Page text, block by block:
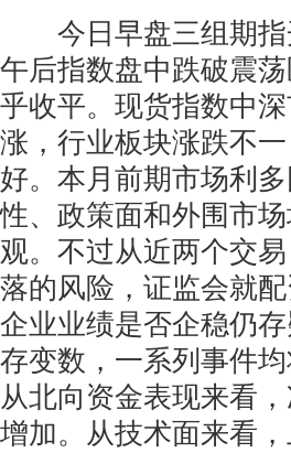
今日早盘三组期指
午后指数盘中跌破震
乎收平。现货指数中
涨，行业板块涨跌不
好。本月前期市场利
性、政策面和外围市
观。不过从近两个交
落的风险，证监会就
企业业绩是否企稳仍
存变数，一系列事件
从北向资金表现来看
增加。从技术面来看